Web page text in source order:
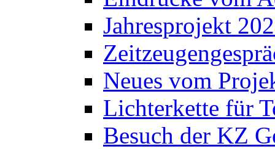
Jahresprojekt
Neues vom
Lichterkette für
Besuch der KZ